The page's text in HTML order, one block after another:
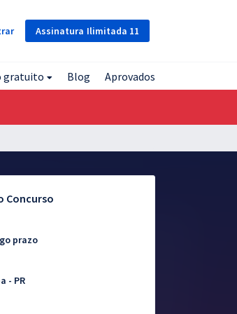
Assinatura Ilimitada 11
gratuito Blog Aprovados
Concurso
prazo
- PR